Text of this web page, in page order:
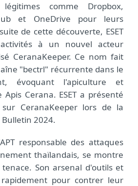
comme Dropbox,
et OneDrive pour leurs
de cette découverte, ESET
à un nouvel acteur
CeranaKeeper. Ce nom fait
"bectrl" récurrente dans le
évoquant l'apiculture et
Cerana. ESET a présenté
sur CeranaKeeper lors de la
2024.
responsable des attaques
thaïlandais, se montre
Son arsenal d'outils et
rapidement pour contrer leur